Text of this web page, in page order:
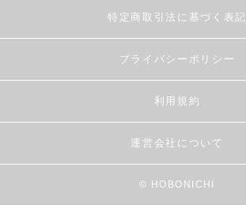
特定商取引法に基づく表記
プライバシーポリシー
利用規約
運営会社について
© HOBONICHI